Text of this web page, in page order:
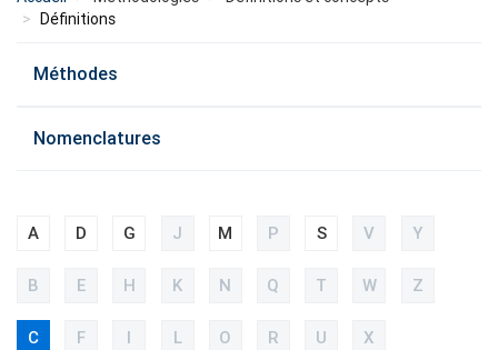
Définitions
menu
methode
Méthodes
Nomenclatures
A
B
C
D
E
F
G
H
J
K
L
M
N
O
P
Q
R
S
T
U
V
W
X
Y
Z